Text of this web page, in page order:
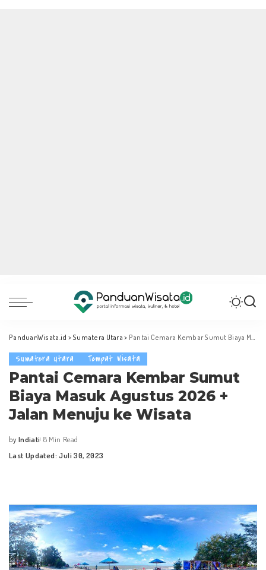
PanduanWisata.id > Sumatera Utara > Pantai Cemara Kembar Sumut Biaya Masuk Agustus 2026 + Jalan Menuju ke Wisata
Sumatera Utara Tempat Wisata
Pantai Cemara Kembar Sumut
Biaya Masuk Agustus 2026 +
Jalan Menuju ke Wisata
Posted
by
by Indiati 8 Min Read
Last Updated: Juli 30, 2023